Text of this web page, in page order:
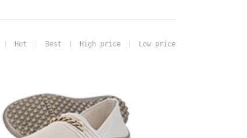
Hot Best High price Low price